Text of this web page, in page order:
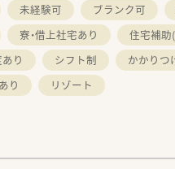
未経験可 ブランク可
寮・借上社宅あり 住宅補助
り シフト制 かかりつ
り リゾート